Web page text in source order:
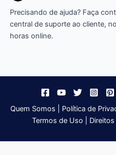
Precisando de ajuda? Faça
central de suporte ao cliente,
horas online.
Quem Somos Política de
Termos de Uso